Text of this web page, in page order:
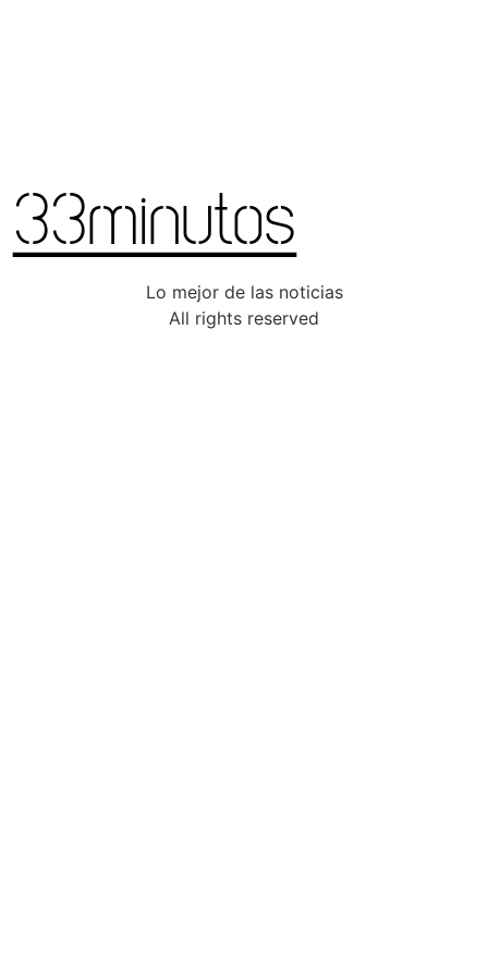
Lo mejor de las noticias
All rights reserved